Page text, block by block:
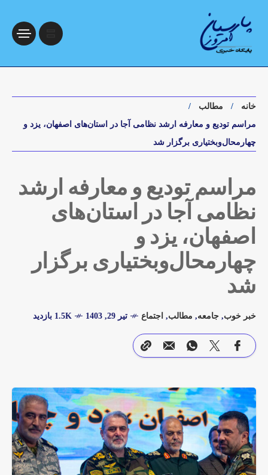
خانه
مطالب
مراسم تودیع و معارفه ارشد نظامی آجا در استان‌های اصفهان، یزد و
چهارمحال‌وبختیاری برگزار شد
مراسم تودیع و معارفه ارشد
نظامی آجا در استان‌های
اصفهان، یزد و
چهارمحال‌وبختیاری برگزار
شد
خبر خوب, جامعه, مطالب, اجتماع تیر 29, 1403 1.5K بازدید